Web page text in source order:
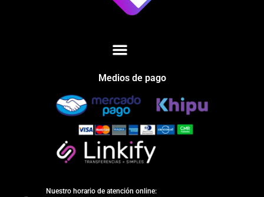
Medios de pago
Nuestro horario de atención online: